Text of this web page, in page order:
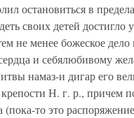
остановиться в
своих детей
не менее божеское
и себялюбивому
намаз-и дигар его
Н. г. р., причем
то это